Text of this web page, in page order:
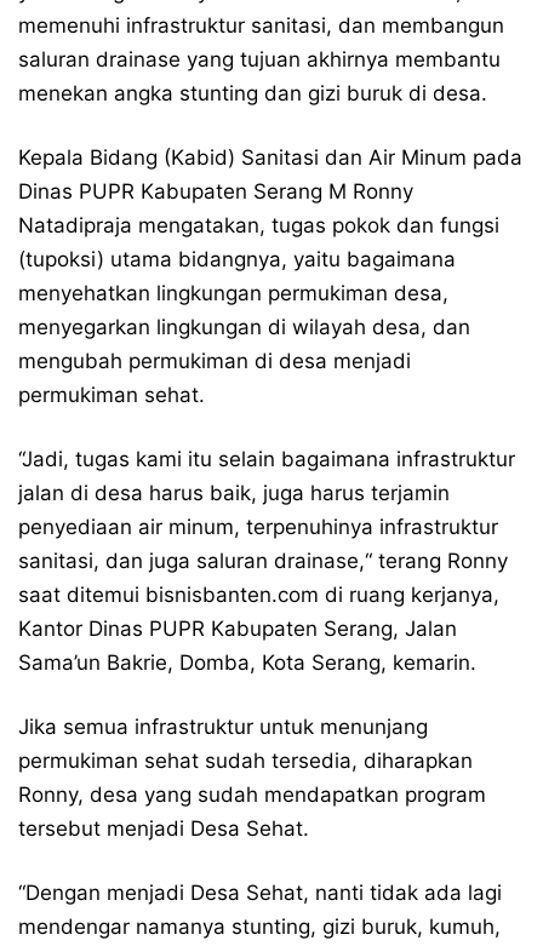
memenuhi infrastruktur sanitasi, dan membangun
saluran drainase yang tujuan akhirnya membantu
menekan angka stunting dan gizi buruk di desa.
Kepala Bidang (Kabid) Sanitasi dan Air Minum pada
Dinas PUPR Kabupaten Serang M Ronny
Natadipraja mengatakan, tugas pokok dan fungsi
(tupoksi) utama bidangnya, yaitu bagaimana
menyehatkan lingkungan permukiman desa,
menyegarkan lingkungan di wilayah desa, dan
mengubah permukiman di desa menjadi
permukiman sehat.
“Jadi, tugas kami itu selain bagaimana infrastruktur
jalan di desa harus baik, juga harus terjamin
penyediaan air minum, terpenuhinya infrastruktur
sanitasi, dan juga saluran drainase,“ terang Ronny
saat ditemui bisnisbanten.com di ruang kerjanya,
Kantor Dinas PUPR Kabupaten Serang, Jalan
Sama’un Bakrie, Domba, Kota Serang, kemarin.
Jika semua infrastruktur untuk menunjang
permukiman sehat sudah tersedia, diharapkan
Ronny, desa yang sudah mendapatkan program
tersebut menjadi Desa Sehat.
“Dengan menjadi Desa Sehat, nanti tidak ada lagi
mendengar namanya stunting, gizi buruk, kumuh,